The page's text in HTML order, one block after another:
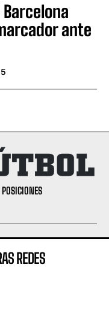
Barcelona
ante
POSICIONES
REDES